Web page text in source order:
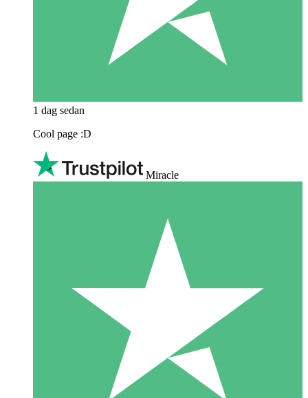
1 dag sedan
Cool page :D
Miracle